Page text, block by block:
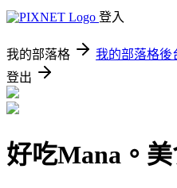
登入
我的部落格 我的部落格後
登出
好吃Mana。